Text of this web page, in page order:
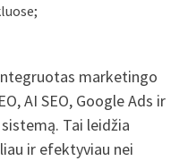
marketingo
AI SEO, Google Ads ir
Tai leidžia
ir efektyviau nei